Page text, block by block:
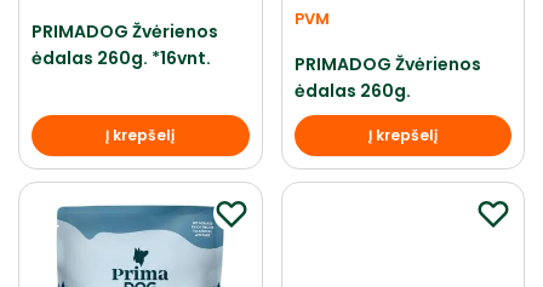
PRIMADOG Žvėrienos
ėdalas 260g. *16vnt.
Į krepšelį
PVM
PRIMADOG Žvėrienos
ėdalas 260g.
Į krepšelį